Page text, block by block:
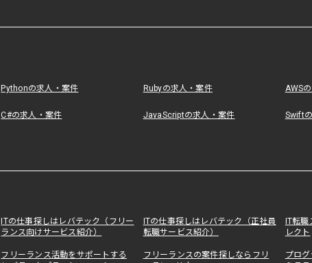
Pythonの求人・案件 Rubyの求人・案件 AWS
C#の求人・案件 JavaScriptの求人・案件 Swift
ITの仕事探しはレバテック（フリー
ランス向けサービス紹介）
ITの仕事探しはレバテック（正社員
転職サービス紹介）
IT転
レクト
フリーランス活動をサポートする
フリーランスの案件探しならフリ
プロ